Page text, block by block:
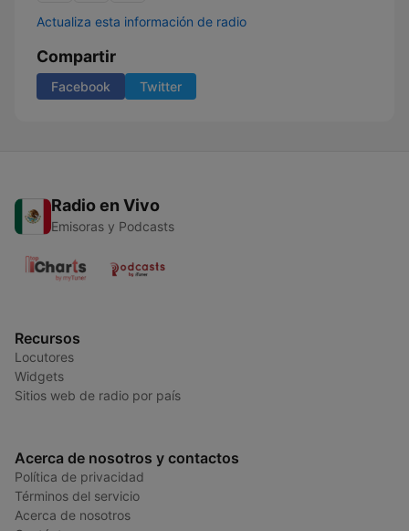
Actualiza esta información de radio
Compartir
Facebook Twitter
Radio en Vivo
Emisoras y Podcasts
Recursos
Locutores
Widgets
Sitios web de radio por país
Acerca de nosotros y contactos
Política de privacidad
Términos del servicio
Acerca de nosotros